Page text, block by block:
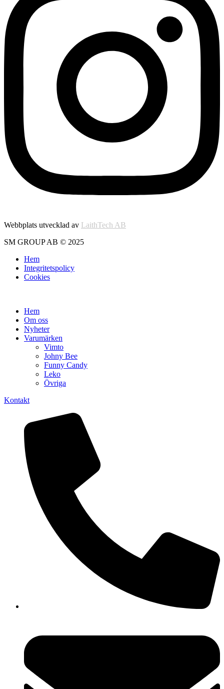
Webbplats utvecklad av LaithTech AB
SM GROUP AB © 2025
Hem
Integritetspolicy
Cookies
Hem
Om oss
Nyheter
Varumärken
Vimto
Johny Bee
Funny Candy
Leko
Övriga
Kontakt